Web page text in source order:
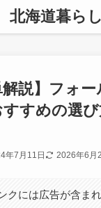
北海道暮らし
解説】フォ
すすめの選
年7月11日 2026年6月
クには広告が含まれ